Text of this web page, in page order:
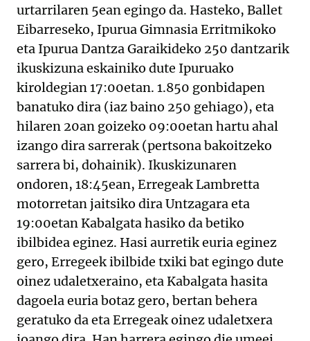
urtarrilaren 5ean egingo da. Hasteko, Ballet
Eibarreseko, Ipurua Gimnasia Erritmikoko
eta Ipurua Dantza Garaikideko 250 dantzarik
ikuskizuna eskainiko dute Ipuruako
kiroldegian 17:00etan. 1.850 gonbidapen
banatuko dira (iaz baino 250 gehiago), eta
hilaren 20an goizeko 09:00etan hartu ahal
izango dira sarrerak (pertsona bakoitzeko
sarrera bi, dohainik). Ikuskizunaren
ondoren, 18:45ean, Erregeak Lambretta
motorretan jaitsiko dira Untzagara eta
19:00etan Kabalgata hasiko da betiko
ibilbidea eginez. Hasi aurretik euria eginez
gero, Erregeek ibilbide txiki bat egingo dute
oinez udaletxeraino, eta Kabalgata hasita
dagoela euria botaz gero, bertan behera
geratuko da eta Erregeak oinez udaletxera